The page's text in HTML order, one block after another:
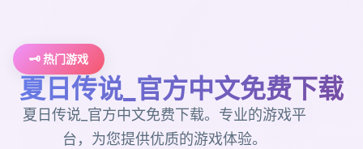
🗝️ 热门游戏
夏日传说_官方中文免费下载
夏日传说_官方中文免费下载。专业的游戏平
台，为您提供优质的游戏体验。